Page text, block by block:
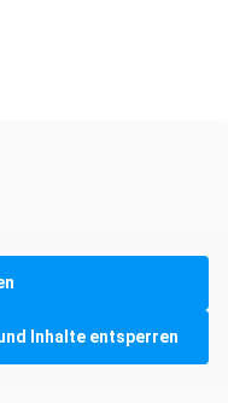
Inhalte entsperren